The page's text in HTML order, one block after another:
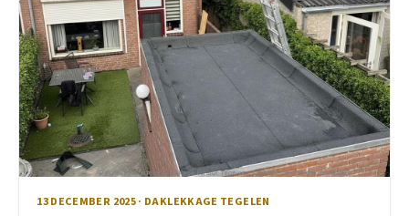
13 DECEMBER 2025 · DAKLEKKAGE TEGELEN